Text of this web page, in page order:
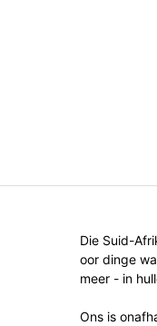
Die Suid-
oor dinge
meer - in
Ons is